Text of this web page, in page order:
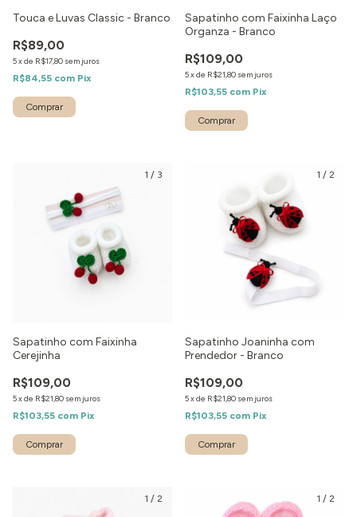
Touca e Luvas Classic - Branco
R$89,00
5xde R$17,80 sem juros
R$84,55 com Pix
Sapatinho com Faixinha Laço
Organza - Branco
R$109,00
5xde R$21,80 sem juros
R$103,55 com Pix
Comprar
1 / 3
Sapatinho com Faixinha
Cerejinha
R$109,00
5xde R$21,80 sem juros
R$103,55 com Pix
Comprar
1 / 2
Sapatinho Joaninha com
Prendedor - Branco
R$109,00
5xde R$21,80 sem juros
R$103,55 com Pix
1 / 2 1 / 2